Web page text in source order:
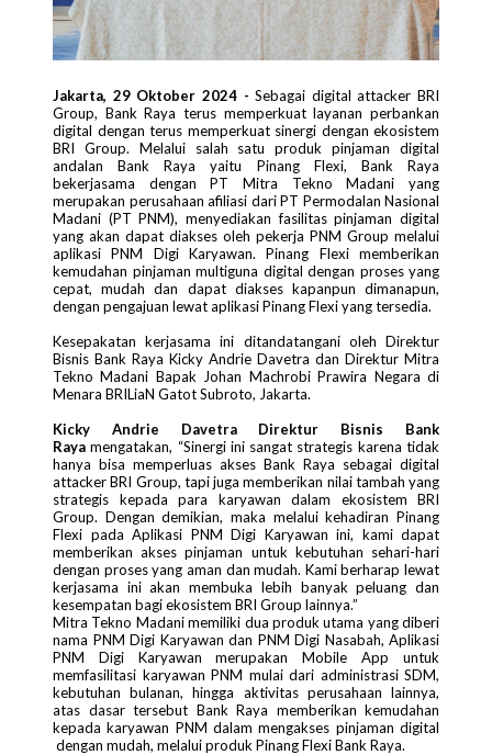
Jakarta, 29 Oktober 2024 -Sebagai digital attacker BRI
Group, Bank Raya terus memperkuat layanan perbankan
digital dengan terus memperkuat sinergi dengan ekosistem
BRI Group. Melalui salah satu produk pinjaman digital
andalan Bank Raya yaitu Pinang Flexi, Bank Raya
bekerjasama dengan PT Mitra Tekno Madani yang
merupakan perusahaan afiliasi dari PT Permodalan Nasional
Madani (PT PNM), menyediakan fasilitas pinjaman digital
yang akan dapat diakses oleh pekerja PNM Group melalui
aplikasi PNM Digi Karyawan. Pinang Flexi memberikan
kemudahan pinjaman multiguna digital dengan proses yang
cepat, mudah dan dapat diakses kapanpun dimanapun,
dengan pengajuan lewat aplikasi Pinang Flexi yang tersedia.
Kesepakatan kerjasama ini ditandatangani oleh Direktur
Bisnis Bank Raya Kicky Andrie Davetra dan Direktur Mitra
Tekno Madani Bapak Johan Machrobi Prawira Negara di
Menara BRILiaN Gatot Subroto, Jakarta.
Kicky Andrie Davetra
Direktur Bisnis Bank
Raya mengatakan, “Sinergi ini sangat strategis karena tidak
hanya bisa memperluas akses Bank Raya sebagai digital
attacker BRI Group, tapi juga memberikan nilai tambah yang
strategis kepada para karyawan dalam ekosistem BRI
Group. Dengan demikian, maka melalui kehadiran Pinang
Flexi pada Aplikasi PNM Digi Karyawan ini, kami dapat
memberikan akses pinjaman untuk kebutuhan sehari-hari
dengan proses yang aman dan mudah. Kami berharap lewat
kerjasama ini akan membuka lebih banyak peluang dan
kesempatan bagi ekosistem BRI Group lainnya.”
Mitra Tekno Madani memiliki dua produk utama yang diberi
nama PNM Digi Karyawan dan PNM Digi Nasabah, Aplikasi
PNM Digi Karyawan merupakan Mobile App untuk
memfasilitasi karyawan PNM mulai dari administrasi SDM,
kebutuhan bulanan, hingga aktivitas perusahaan lainnya,
atas dasar tersebut Bank Raya memberikan kemudahan
kepada karyawan PNM dalam mengakses pinjaman digital
dengan mudah, melalui produk Pinang Flexi Bank Raya.